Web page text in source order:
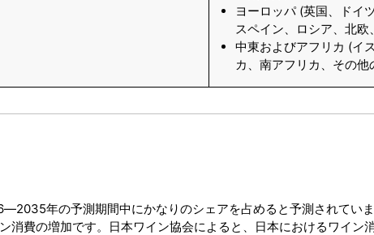
ヨーロッパ (英国、ドイ
スペイン、ロシア、北
中東およびアフリカ (イ
カ、南アフリカ、その
年の予測期間中にかなりのシェアを占めると予測されてい
消費の増加です。日本ワイン協会によると、日本におけるワイン